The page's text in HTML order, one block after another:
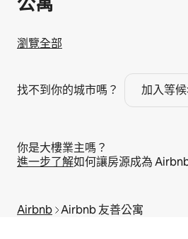
瀏覽全部
找不到你的城市嗎？ 加入等
你是大樓業主嗎？
進⁠一⁠步了⁠解如何讓房源成為
Airbnb Airbnb 友善公寓